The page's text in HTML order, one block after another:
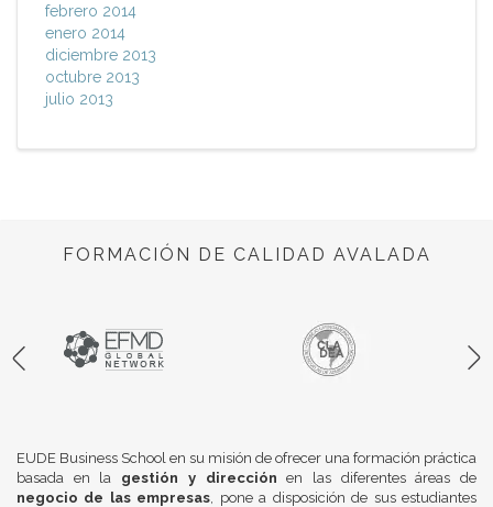
febrero 2014
enero 2014
diciembre 2013
octubre 2013
julio 2013
FORMACIÓN DE CALIDAD AVALADA
EUDE Business School en su misión de ofrecer una formación práctica
basada en la gestión y dirección en las diferentes áreas de
negocio de las empresas , pone a disposición de sus estudiantes